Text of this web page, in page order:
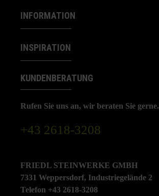
INFORMATION
INSPIRATION
KUNDENBERATUNG
Rufen Sie uns an, wir beraten Sie gerne.
+43 2618-3208
FRIEDL STEINWERKE GMBH
7331 Weppersdorf, Industriegelände 2
Telefon +43 2618-3208